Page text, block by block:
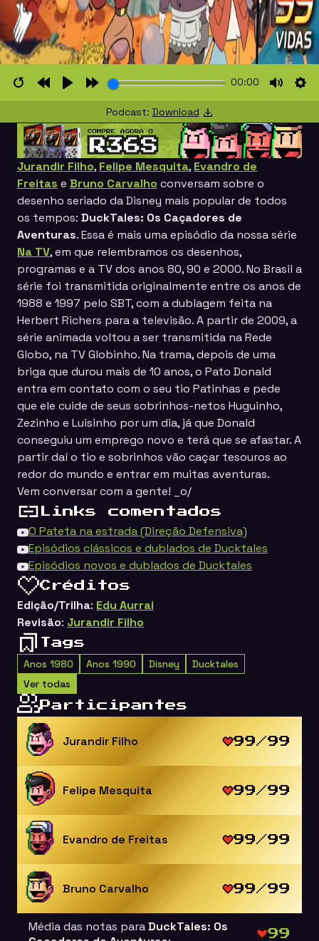
RestartRewind
PlayForward
10s
00:00
Mute
Podcast: Download
Jurandir Filho, Felipe Mesquita, Evandro de
Freitas e Bruno Carvalho conversam sobre o
desenho seriado daDisney mais popular de todos
os tempos: DuckTales: Os Caçadores de
Aventuras. Essa é mais uma episódio da nossa série
Na TV, em que relembramos os desenhos,
programas e a TV dos anos 80, 90 e 2000. No Brasil a
série foi transmitida originalmente entre os anos de
1988 e 1997 pelo SBT, com a dublagem feita na
Herbert Richers para a televisão. A partir de 2009, a
série animada voltou a ser transmitida na Rede
Globo, na TV Globinho. Na trama, depois de uma
briga que durou mais de 10 anos, o Pato Donald
entra em contato com o seu tio Patinhas e pede
que ele cuide de seus sobrinhos-netos Huguinho,
Zezinho e Luisinho por um dia, já que Donald
conseguiu um emprego novo e terá que se afastar. A
partir daí o tio e sobrinhos vão caçar tesouros ao
redor do mundo e entrar em muitas aventuras.
Vem conversar com a gente! _o/
Links comentados
O Pateta na estrada (Direção Defensiva)
Episódios clássicos e dublados de Ducktales
Episódios novos e dublados de Ducktales
Créditos
Edição/Trilha: Edu Aurrai
Revisão: Jurandir Filho
Tags
Anos 1980 Anos 1990 Disney
Ducktales
Ver todas
Participantes
Jurandir Filho 99/99
Felipe Mesquita 99/99
Evandro de Freitas 99/99
Bruno Carvalho 99/99
Média das notas paraDuckTales: Os
99